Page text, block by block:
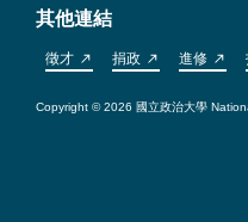
其他連結
徵才 捐政 進修
Copyright © 2026 國立政治大學